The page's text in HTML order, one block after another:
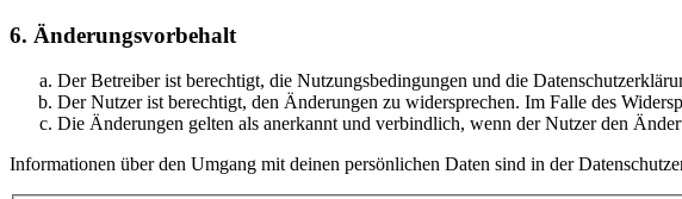
6. Änderungsvorbehalt
Der Betreiber ist berechtigt, die Nutzungsbedingungen und die
Der Nutzer ist berechtigt, den Änderungen zu widersprechen. Im Falle des
Die Änderungen gelten als anerkannt und verbindlich, wenn der Nutzer den
Informationen über den Umgang mit deinen persönlichen Daten sind in der